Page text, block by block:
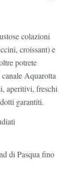
colazioni
croissant) e
potrete
Aquarotta
aperitivi, freschi
garantiti.
di Pasqua fino